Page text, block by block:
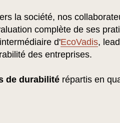
la société, nos
complète de ses
d'EcoVadis,
des entreprises.
de durabilité répartis en